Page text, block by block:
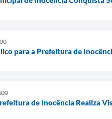
para a Prefeitura de
de Inocência Realiza